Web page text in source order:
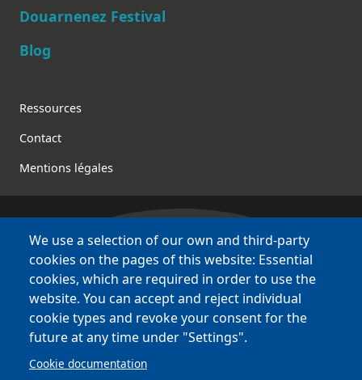
Douarnenez Festival
Blog
Footer
Ressources
Contact
Mentions légales
Bretagne Culture Diversité
various websites !
Sites
BCD
Bazhvalan
Bécédia
BED
We use a selection of our own and third-party
cookies on the pages of this website: Essential
cookies, which are required in order to use the
website. You can accept and reject individual
cookie types and revoke your consent for the
future at any time under "Settings".
Cookie documentation